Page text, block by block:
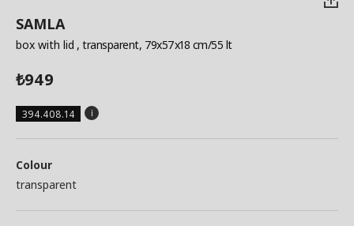
SAMLA
box with lid , transparent, 79x57x18 cm/55 lt
₺949
394.408.14
Colour
transparent